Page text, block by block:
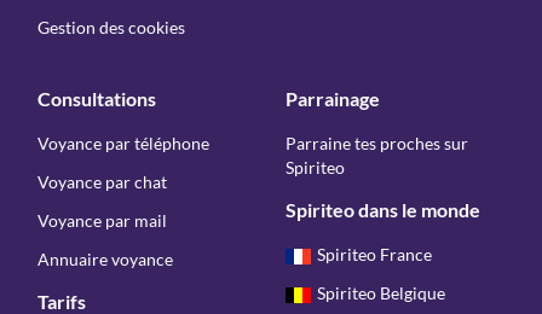
Gestion des cookies
Consultations
Voyance par téléphone
Voyance par chat
Voyance par mail
Annuaire voyance
Tarifs
Parrainage
Parraine tes proches sur
Spiriteo
Spiriteo dans le monde
Spiriteo France
Spiriteo Belgique